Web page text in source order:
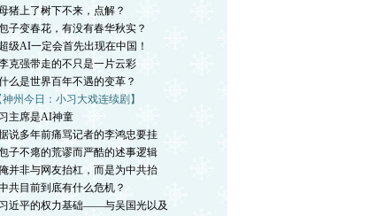
猪上了树下不来，点解？
子变春花，有没有春华秋实？
级AI一定会首先出现在中国！
克强带走的不只是一片云彩
么是世界百年不遇的变革？
神州今日：小习大戏连续剧】
主席是AI神童
说多年前痛骂记者的李鸿忠要挂
子不瘪的荒谬而严酷的述事逻辑
并非与网友抬杠，而是为中共抬
共目前到底有什么危机？
习近平的权力基础——与吴国光以及